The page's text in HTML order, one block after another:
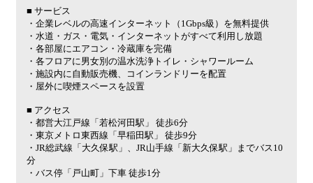
■ サービス
・企業レベルの高速インターネット（1Gbps級）を無料提供
・水道・ガス・電気・インターネットがすべて利用し放題
・各部屋にエアコン・冷蔵庫を完備
・各フロアに男女別の温水洗浄トイレ・シャワールーム
・施設内に自動販売機、コインランドリーを配置
・屋外に喫煙スペースを設置
■ アクセス
・都営大江戸線「若松河田駅」 徒歩6分
・東京メトロ東西線「早稲田駅」 徒歩9分
・JR総武線「大久保駅」、JR山手線「新大久保駅」までバス10
分
・バス停「戸山町」下車 徒歩1分